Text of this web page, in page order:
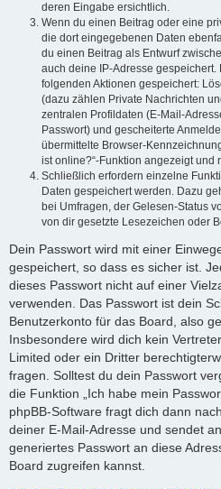
deren Eingabe ersichtlich.
Wenn du einen Beitrag oder eine
die dort eingegebenen Daten
du einen Beitrag als Entwurf
auch deine IP-Adresse
folgenden Aktionen gespeichert:
(dazu zählen Private Nachrichten
zentralen Profildaten (E-Mail-
Passwort) und gescheiterte
übermittelte Browser-
ist online?“-Funktion angezeigt und
Schließlich erfordern einzelne
Daten gespeichert werden. Dazu
bei Umfragen, der Gelesen-Status
von dir gesetzte Lesezeichen oder
Dein Passwort wird mit einer
gespeichert, so dass es sicher ist.
dieses Passwort nicht auf einer
verwenden. Das Passwort ist dein
Benutzerkonto für das Board, also
Insbesondere wird dich kein
Limited oder ein Dritter
fragen. Solltest du dein Passwort
die Funktion „Ich habe mein
phpBB-Software fragt dich dann
deiner E-Mail-Adresse und sendet
generiertes Passwort an diese
Board zugreifen kannst.